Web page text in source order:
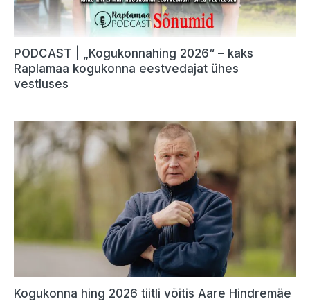
PODCAST | „Kogukonnahing 2026“ – kaks
Raplamaa kogukonna eestvedajat ühes
vestluses
Kogukonna hing 2026 tiitli võitis Aare Hindremäe